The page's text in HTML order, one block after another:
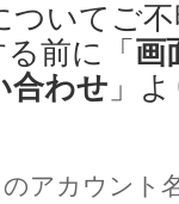
ついてご
前に「 画
合わせ 」
アカウント